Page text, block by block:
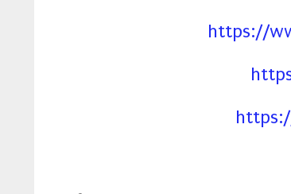
https://